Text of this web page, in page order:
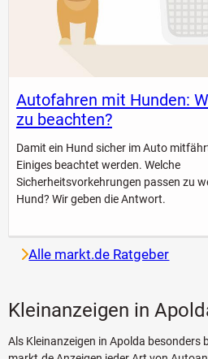
Autofahren mit Hunden:
zu beachten?
Damit ein Hund sicher im Auto
Einiges beachtet werden. Welche
Sicherheitsvorkehrungen passen zu
Hund? Wir geben die Antwort.
Alle markt.de Ratgeber
Kleinanzeigen in
Als Kleinanzeigen in Apolda besonders